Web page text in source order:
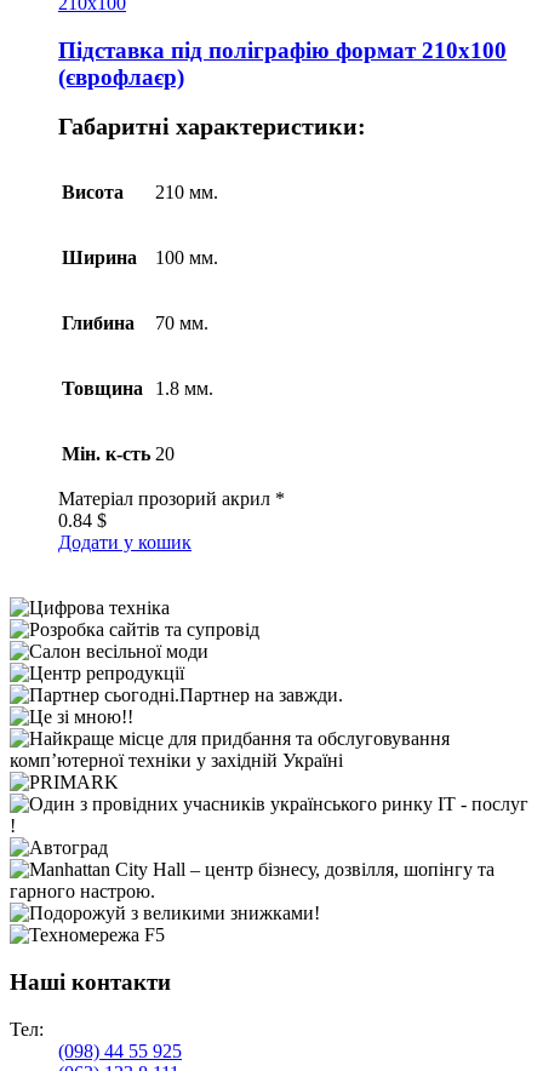
Підставка під поліграфію формат 210х100
(єврофлаєр)
Габаритні характеристики:
Висота 210 мм.
Ширина 100 мм.
Глибина 70 мм.
Товщина 1.8 мм.
Мін. к-сть 20
Матеріал прозорий акрил *
0.84 $
Додати у кошик
Наші контакти
Тел:
(098) 44 55 925